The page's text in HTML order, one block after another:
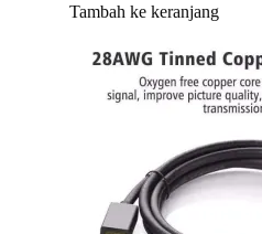
Tambah ke keranjang